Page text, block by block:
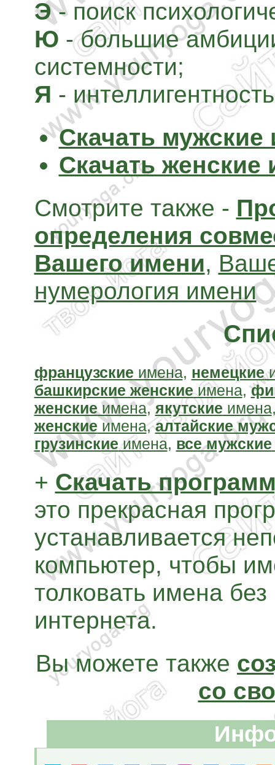
Э- поиск
Ю - большие
системности;
Я -
Скачать мужские
Скачать женские
Смотрите также -
определения
Вашего имени,
нумерология имени
французские имена, немецкие
башкирские женскиеимена,
женскиеимена,якутские имена
женские имена,алтайские
грузинские имена, все мужские
+ Скачать
это прекрасная
устанавливается
компьютер, чтобы
толковать имена
интернета.
Вы можете также
со